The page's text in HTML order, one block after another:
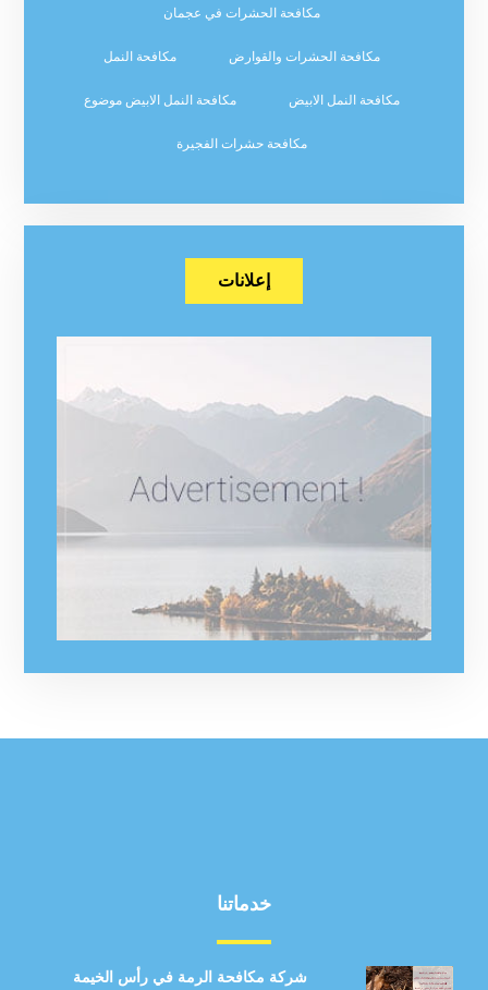
مكافحة الحشرات في عجمان
مكافحة الحشرات والقوارض مكافحة النمل
مكافحة النمل الابيض مكافحة النمل الابيض موضوع
مكافحة حشرات الفجيرة
إعلانات
خدماتنا
شركة مكافحة الرمة في رأس الخيمة